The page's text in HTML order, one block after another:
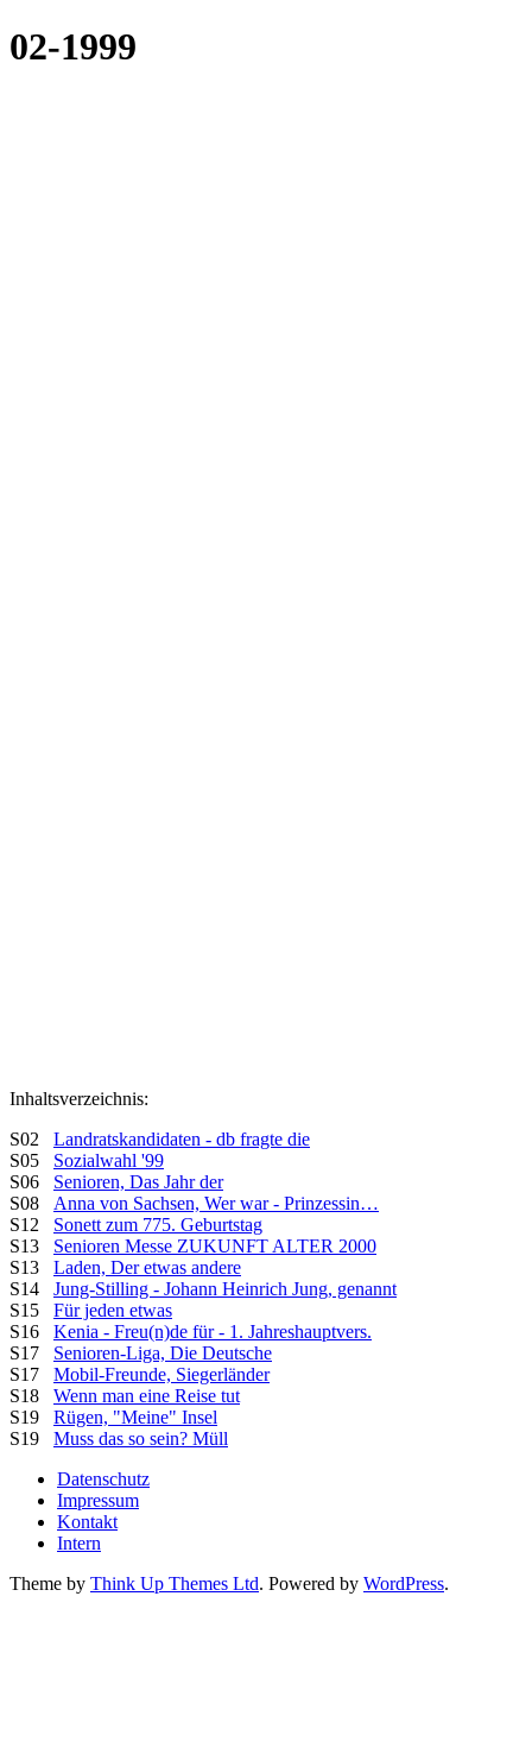
02-1999
Inhaltsverzeichnis:
S02 Landratskandidaten - db fragte die
S05 Sozialwahl '99
S06 Senioren, Das Jahr der
S08 Anna von Sachsen, Wer war - Prinzessin…
S12 Sonett zum 775. Geburtstag
S13 Senioren Messe ZUKUNFT ALTER 2000
S13 Laden, Der etwas andere
S14 Jung-Stilling - Johann Heinrich Jung, genannt
S15 Für jeden etwas
S16 Kenia - Freu(n)de für - 1. Jahreshauptvers.
S17 Senioren-Liga, Die Deutsche
S17 Mobil-Freunde, Siegerländer
S18 Wenn man eine Reise tut
S19 Rügen, "Meine" Insel
S19 Muss das so sein? Müll
Datenschutz
Impressum
Kontakt
Intern
Theme by Think Up Themes Ltd. Powered by WordPress.